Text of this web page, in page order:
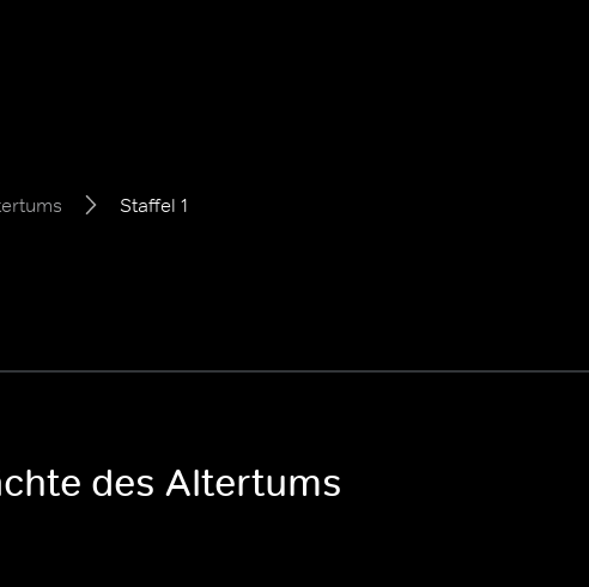
Staffel 1
des Altertums